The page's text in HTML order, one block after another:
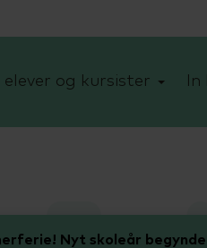
elever og kursister
Nyt skoleår